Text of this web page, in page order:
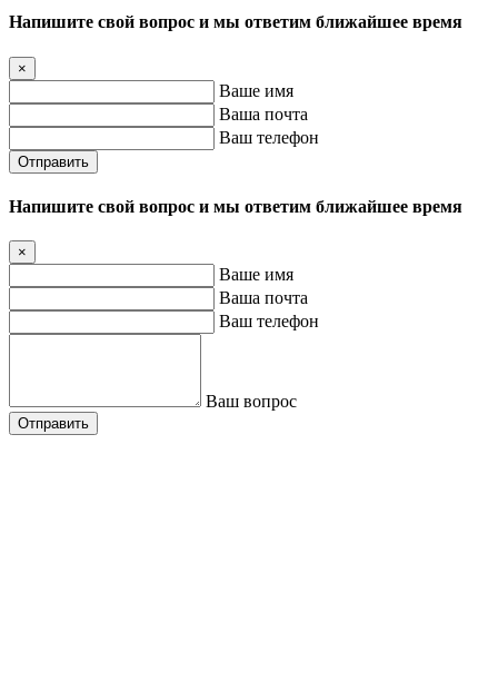
Напишите свой вопрос и мы ответим ближайшее время
×
Ваше имя
Ваша почта
Ваш телефон
Отправить
Напишите свой вопрос и мы ответим ближайшее время
×
Ваше имя
Ваша почта
Ваш телефон
Ваш вопрос
Отправить